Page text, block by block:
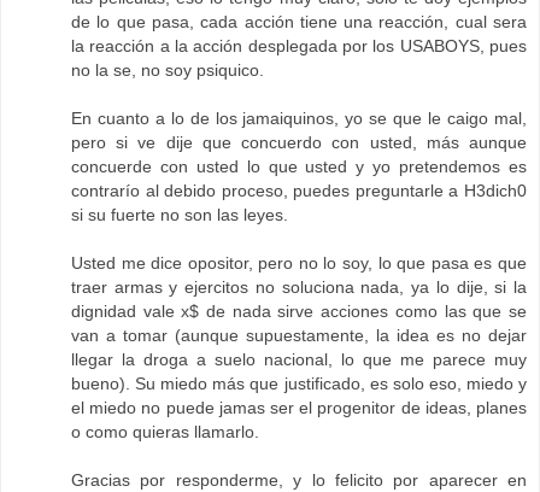
de lo que pasa, cada acción tiene una reacción, cual sera
la reacción a la acción desplegada por los USABOYS, pues
no la se, no soy psiquico.
En cuanto a lo de los jamaiquinos, yo se que le caigo mal,
pero si ve dije que concuerdo con usted, más aunque
concuerde con usted lo que usted y yo pretendemos es
contrarío al debido proceso, puedes preguntarle a H3dich0
si su fuerte no son las leyes.
Usted me dice opositor, pero no lo soy, lo que pasa es que
traer armas y ejercitos no soluciona nada, ya lo dije, si la
dignidad vale x$ de nada sirve acciones como las que se
van a tomar (aunque supuestamente, la idea es no dejar
llegar la droga a suelo nacional, lo que me parece muy
bueno). Su miedo más que justificado, es solo eso, miedo y
el miedo no puede jamas ser el progenitor de ideas, planes
o como quieras llamarlo.
Gracias por responderme, y lo felicito por aparecer en